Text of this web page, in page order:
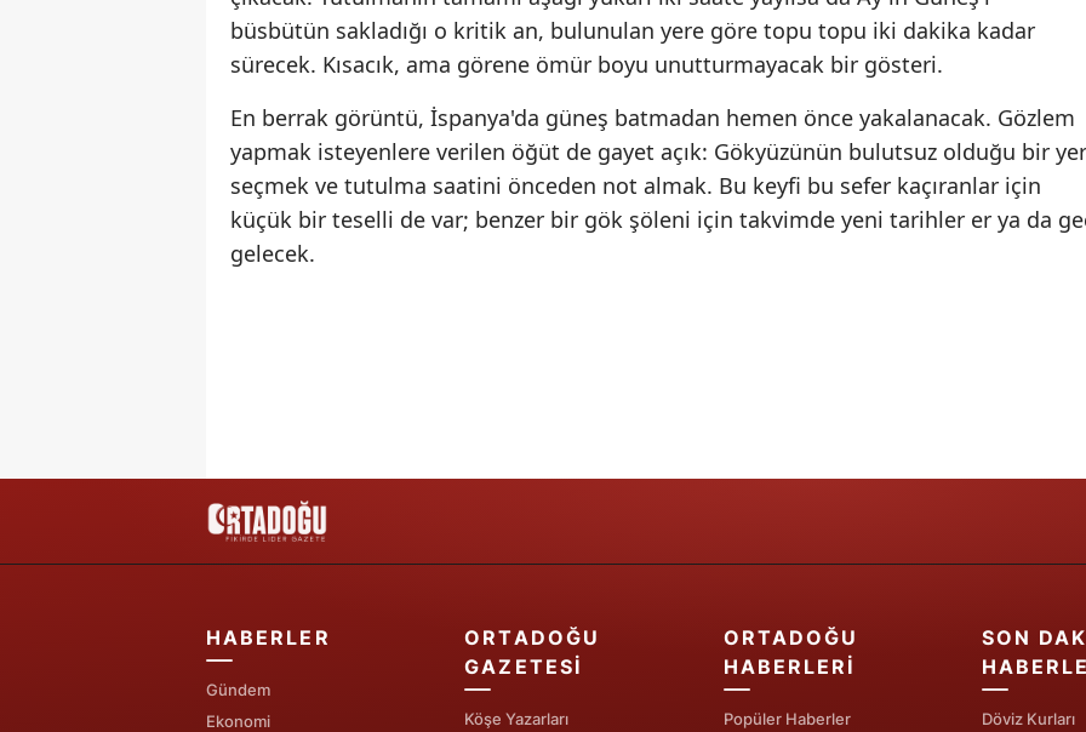
Samsun
Sinop
Sivas
Tekirdağ
Zonguldak
Aksaray
büsbütün sakladığı o kritik an, bulunulan yere göre topu topu iki dakika kadar
sürecek. Kısacık, ama görene ömür boyu unutturmayacak bir gösteri.
En berrak görüntü, İspanya'da güneş batmadan hemen önce yakalanacak. Gözlem
yapmak isteyenlere verilen öğüt de gayet açık: Gökyüzünün bulutsuz olduğu bir yer
seçmek ve tutulma saatini önceden not almak. Bu keyfi bu sefer kaçıranlar için
küçük bir teselli de var; benzer bir gök şöleni için takvimde yeni tarihler er ya da
gelecek.
HABERLER
Gündem
Ekonomi
ORTADOĞU
GAZETESI
Köşe Yazarları
ORTADOĞU
HABERLERI
Popüler Haberler
SON
Döviz Kurları